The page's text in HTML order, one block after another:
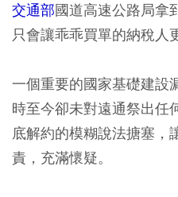
交通部國道高速公路局拿
只會讓乖乖買單的納稅人
一個重要的國家基礎建設
時至今卻未對遠通祭出任
底解約的模糊說法搪塞，
責，充滿懷疑。